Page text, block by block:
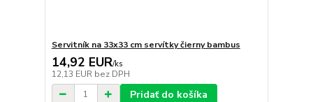
Servitník na 33x33 cm servítky čierny bambus
14,92 EUR/ks
12,13 EUR bez DPH
Pridať do košíka